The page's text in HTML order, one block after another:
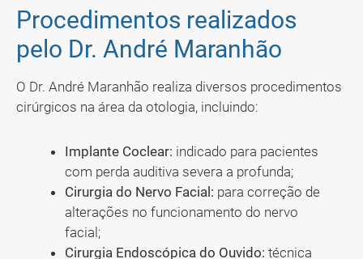
Procedimentos realizados
pelo Dr. André Maranhão
O Dr. André Maranhão realiza diversos procedimentos
cirúrgicos na área da otologia, incluindo:
Implante Coclear: indicado para pacientes
com perda auditiva severa a profunda;
Cirurgia do Nervo Facial: para correção de
alterações no funcionamento do nervo
facial;
Cirurgia Endoscópica do Ouvido: técnica